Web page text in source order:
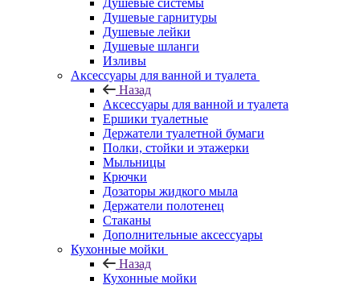
Душевые системы
Душевые гарнитуры
Душевые лейки
Душевые шланги
Изливы
Аксессуары для ванной и туалета
Назад
Аксессуары для ванной и туалета
Ершики туалетные
Держатели туалетной бумаги
Полки, стойки и этажерки
Мыльницы
Крючки
Дозаторы жидкого мыла
Держатели полотенец
Стаканы
Дополнительные аксессуары
Кухонные мойки
Назад
Кухонные мойки